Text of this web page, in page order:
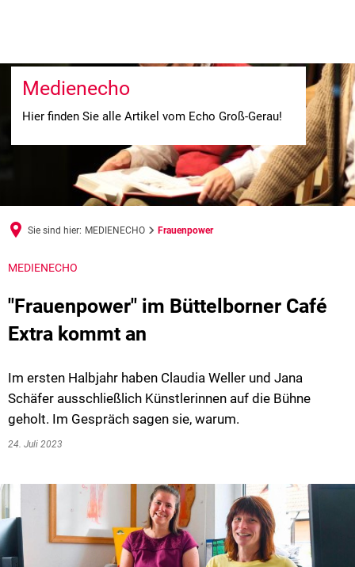
Medienecho
Hier finden Sie alle Artikel vom Echo Groß-Gerau!
Sie sind hier: MEDIENECHO Frauenpower
MEDIENECHO
"Frauenpower" im Büttelborner Café
Extra kommt an
Im ersten Halbjahr haben Claudia Weller und Jana
Schäfer ausschließlich Künstlerinnen auf die Bühne
geholt. Im Gespräch sagen sie, warum.
24. Juli 2023